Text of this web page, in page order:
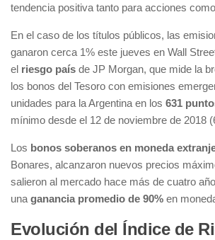
tendencia positiva tanto para acciones
En el caso de los títulos públicos, las
ganaron cerca 1% este jueves en Wall
el riesgo país de JP Morgan, que mide la
los bonos del Tesoro con emisiones
unidades para la Argentina en los 631
mínimo desde el 12 de noviembre de 2018
Los bonos soberanos en moneda
Bonares, alcanzaron nuevos precios
salieron al mercado hace más de cuatro
una ganancia promedio de 90% en
Evolución del Índice de